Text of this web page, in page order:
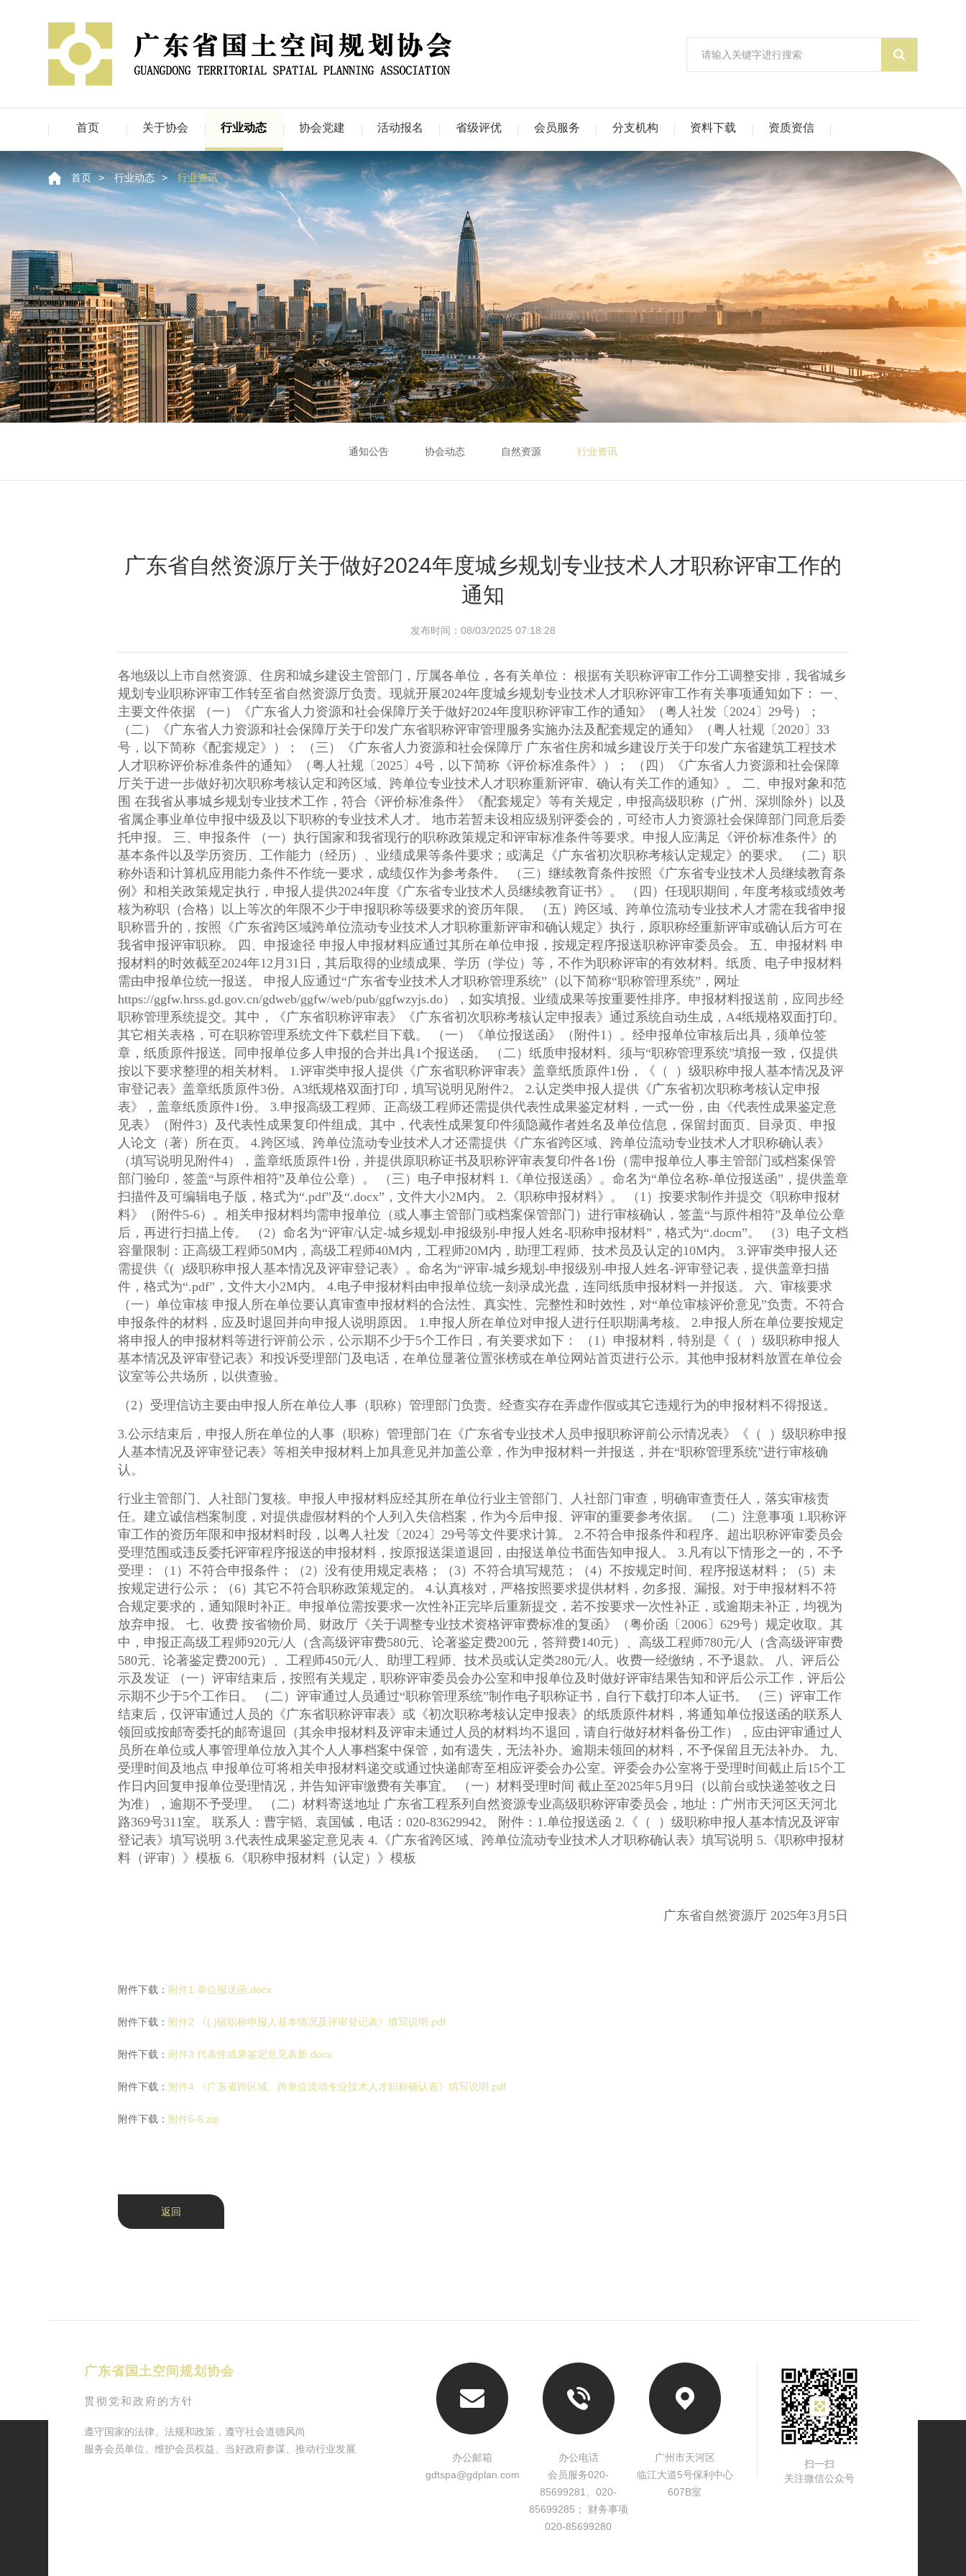
首页 关于协会 行业动态 协会党建 活动报名 省级评优 会员服务 分支机构 资料下载 资质资信
首页 > 行业动态 > 行业资讯
通知公告 协会动态 自然资源 行业资讯
广东省自然资源厅关于做好2024年度城乡规划专业技术人才职称评审工作的
通知
发布时间：08/03/2025 07:18:28
各地级以上市自然资源、住房和城乡建设主管部门，厅属各单位，各有关单位： 根据有关职称评审工作分工调整安排，我省城乡
规划专业职称评审工作转至省自然资源厅负责。现就开展2024年度城乡规划专业技术人才职称评审工作有关事项通知如下： 一、
主要文件依据 （一）《广东省人力资源和社会保障厅关于做好2024年度职称评审工作的通知》（粤人社发〔2024〕29号）；
（二）《广东省人力资源和社会保障厅关于印发广东省职称评审管理服务实施办法及配套规定的通知》（粤人社规〔2020〕33
号，以下简称《配套规定》）； （三）《广东省人力资源和社会保障厅 广东省住房和城乡建设厅关于印发广东省建筑工程技术
人才职称评价标准条件的通知》（粤人社规〔2025〕4号，以下简称《评价标准条件》）； （四）《广东省人力资源和社会保障
厅关于进一步做好初次职称考核认定和跨区域、跨单位专业技术人才职称重新评审、确认有关工作的通知》。 二、申报对象和范
围 在我省从事城乡规划专业技术工作，符合《评价标准条件》《配套规定》等有关规定，申报高级职称（广州、深圳除外）以及
省属企事业单位申报中级及以下职称的专业技术人才。 地市若暂未设相应级别评委会的，可经市人力资源社会保障部门同意后委
托申报。 三、申报条件 （一）执行国家和我省现行的职称政策规定和评审标准条件等要求。申报人应满足《评价标准条件》的
基本条件以及学历资历、工作能力（经历）、业绩成果等条件要求；或满足《广东省初次职称考核认定规定》的要求。 （二）职
称外语和计算机应用能力条件不作统一要求，成绩仅作为参考条件。 （三）继续教育条件按照《广东省专业技术人员继续教育条
例》和相关政策规定执行，申报人提供2024年度《广东省专业技术人员继续教育证书》。 （四）任现职期间，年度考核或绩效考
核为称职（合格）以上等次的年限不少于申报职称等级要求的资历年限。 （五）跨区域、跨单位流动专业技术人才需在我省申报
职称晋升的，按照《广东省跨区域跨单位流动专业技术人才职称重新评审和确认规定》执行，原职称经重新评审或确认后方可在
我省申报评审职称。 四、申报途径 申报人申报材料应通过其所在单位申报，按规定程序报送职称评审委员会。 五、申报材料 申
报材料的时效截至2024年12月31日，其后取得的业绩成果、学历（学位）等，不作为职称评审的有效材料。纸质、电子申报材料
需由申报单位统一报送。 申报人应通过“广东省专业技术人才职称管理系统”（以下简称“职称管理系统”，网址
https://ggfw.hrss.gd.gov.cn/gdweb/ggfw/web/pub/ggfwzyjs.do），如实填报。业绩成果等按重要性排序。申报材料报送前，应同步经
职称管理系统提交。其中，《广东省职称评审表》《广东省初次职称考核认定申报表》通过系统自动生成，A4纸规格双面打印。
其它相关表格，可在职称管理系统文件下载栏目下载。 （一）《单位报送函》（附件1）。经申报单位审核后出具，须单位签
章，纸质原件报送。同申报单位多人申报的合并出具1个报送函。 （二）纸质申报材料。须与“职称管理系统”填报一致，仅提供
按以下要求整理的相关材料。 1.评审类申报人提供《广东省职称评审表》盖章纸质原件1份，《（ ）级职称申报人基本情况及评
审登记表》盖章纸质原件3份。A3纸规格双面打印，填写说明见附件2。 2.认定类申报人提供《广东省初次职称考核认定申报
表》，盖章纸质原件1份。 3.申报高级工程师、正高级工程师还需提供代表性成果鉴定材料，一式一份，由《代表性成果鉴定意
见表》（附件3）及代表性成果复印件组成。其中，代表性成果复印件须隐藏作者姓名及单位信息，保留封面页、目录页、申报
人论文（著）所在页。 4.跨区域、跨单位流动专业技术人才还需提供《广东省跨区域、跨单位流动专业技术人才职称确认表》
（填写说明见附件4），盖章纸质原件1份，并提供原职称证书及职称评审表复印件各1份（需申报单位人事主管部门或档案保管
部门验印，签盖“与原件相符”及单位公章）。 （三）电子申报材料 1.《单位报送函》。命名为“单位名称-单位报送函”，提供盖章
扫描件及可编辑电子版，格式为“.pdf”及“.docx”，文件大小2M内。 2.《职称申报材料》。 （1）按要求制作并提交《职称申报材
料》（附件5-6）。相关申报材料均需申报单位（或人事主管部门或档案保管部门）进行审核确认，签盖“与原件相符”及单位公章
后，再进行扫描上传。 （2）命名为“评审/认定-城乡规划-申报级别-申报人姓名-职称申报材料”，格式为“.docm”。 （3）电子文档
容量限制：正高级工程师50M内，高级工程师40M内，工程师20M内，助理工程师、技术员及认定的10M内。 3.评审类申报人还
需提供《( )级职称申报人基本情况及评审登记表》。命名为“评审-城乡规划-申报级别-申报人姓名-评审登记表，提供盖章扫描
件，格式为“.pdf”，文件大小2M内。 4.电子申报材料由申报单位统一刻录成光盘，连同纸质申报材料一并报送。 六、审核要求
（一）单位审核 申报人所在单位要认真审查申报材料的合法性、真实性、完整性和时效性，对“单位审核评价意见”负责。不符合
申报条件的材料，应及时退回并向申报人说明原因。 1.申报人所在单位对申报人进行任职期满考核。 2.申报人所在单位要按规定
将申报人的申报材料等进行评前公示，公示期不少于5个工作日，有关要求如下： （1）申报材料，特别是《（ ）级职称申报人
基本情况及评审登记表》和投诉受理部门及电话，在单位显著位置张榜或在单位网站首页进行公示。其他申报材料放置在单位会
议室等公共场所，以供查验。
（2）受理信访主要由申报人所在单位人事（职称）管理部门负责。经查实存在弄虚作假或其它违规行为的申报材料不得报送。
3.公示结束后，申报人所在单位的人事（职称）管理部门在《广东省专业技术人员申报职称评前公示情况表》《（ ）级职称申报
人基本情况及评审登记表》等相关申报材料上加具意见并加盖公章，作为申报材料一并报送，并在“职称管理系统”进行审核确
认。
行业主管部门、人社部门复核。申报人申报材料应经其所在单位行业主管部门、人社部门审查，明确审查责任人，落实审核责
任。建立诚信档案制度，对提供虚假材料的个人列入失信档案，作为今后申报、评审的重要参考依据。 （二）注意事项 1.职称评
审工作的资历年限和申报材料时段，以粤人社发〔2024〕29号等文件要求计算。 2.不符合申报条件和程序、超出职称评审委员会
受理范围或违反委托评审程序报送的申报材料，按原报送渠道退回，由报送单位书面告知申报人。 3.凡有以下情形之一的，不予
受理：（1）不符合申报条件；（2）没有使用规定表格；（3）不符合填写规范；（4）不按规定时间、程序报送材料；（5）未
按规定进行公示；（6）其它不符合职称政策规定的。 4.认真核对，严格按照要求提供材料，勿多报、漏报。对于申报材料不符
合规定要求的，通知限时补正。申报单位需按要求一次性补正完毕后重新提交，若不按要求一次性补正，或逾期未补正，均视为
放弃申报。 七、收费 按省物价局、财政厅《关于调整专业技术资格评审费标准的复函》（粤价函〔2006〕629号）规定收取。其
中，申报正高级工程师920元/人（含高级评审费580元、论著鉴定费200元，答辩费140元）、高级工程师780元/人（含高级评审费
580元、论著鉴定费200元）、工程师450元/人、助理工程师、技术员或认定类280元/人。收费一经缴纳，不予退款。 八、评后公
示及发证 （一）评审结束后，按照有关规定，职称评审委员会办公室和申报单位及时做好评审结果告知和评后公示工作，评后公
示期不少于5个工作日。 （二）评审通过人员通过“职称管理系统”制作电子职称证书，自行下载打印本人证书。 （三）评审工作
结束后，仅评审通过人员的《广东省职称评审表》或《初次职称考核认定申报表》的纸质原件材料，将通知单位报送函的联系人
领回或按邮寄委托的邮寄退回（其余申报材料及评审未通过人员的材料均不退回，请自行做好材料备份工作），应由评审通过人
员所在单位或人事管理单位放入其个人人事档案中保管，如有遗失，无法补办。逾期未领回的材料，不予保留且无法补办。 九、
受理时间及地点 申报单位可将相关申报材料递交或通过快递邮寄至相应评委会办公室。评委会办公室将于受理时间截止后15个工
作日内回复申报单位受理情况，并告知评审缴费有关事宜。 （一）材料受理时间 截止至2025年5月9日（以前台或快递签收之日
为准），逾期不予受理。 （二）材料寄送地址 广东省工程系列自然资源专业高级职称评审委员会，地址：广州市天河区天河北
路369号311室。 联系人：曹宇韬、袁国铖，电话：020-83629942。 附件：1.单位报送函 2.《（ ）级职称申报人基本情况及评审
登记表》填写说明 3.代表性成果鉴定意见表 4.《广东省跨区域、跨单位流动专业技术人才职称确认表》填写说明 5.《职称申报材
料（评审）》模板 6.《职称申报材料（认定）》模板
广东省自然资源厅 2025年3月5日
附件下载： 附件1 单位报送函.docx
附件下载： 附件2 《( )级职称申报人基本情况及评审登记表》填写说明.pdf
附件下载： 附件3 代表性成果鉴定意见表新.docx
附件下载： 附件4 《广东省跨区域、跨单位流动专业技术人才职称确认表》填写说明.pdf
附件下载： 附件5-6.zip
返回
广东省国土空间规划协会
贯彻党和政府的方针
遵守国家的法律、法规和政策，遵守社会道德风尚
服务会员单位、维护会员权益、当好政府参谋、推动行业发展
办公邮箱
gdtspa@gdplan.com
办公电话
会员服务020-
85699281、020-
85699285； 财务事项
020-85699280
广州市天河区
临江大道5号保利中心
607B室
扫一扫
关注微信公众号